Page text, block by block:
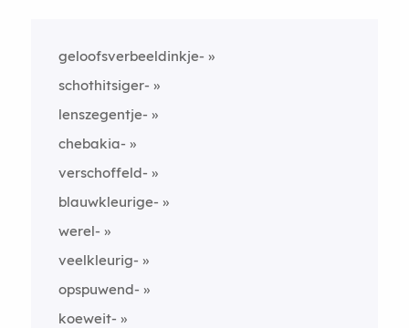
geloofsverbeeldinkje-
schothitsiger-
lenszegentje-
chebakia-
verschoffeld-
blauwkleurige-
werel-
veelkleurig-
opspuwend-
koeweit-